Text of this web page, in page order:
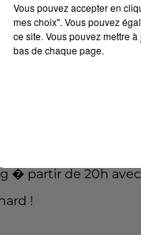
� partir de 20h
!
Vous pouvez accepter en
mes choix". Vous pouvez
ce site. Vous pouvez mettre
bas de chaque page.